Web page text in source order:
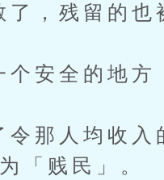
，残留的也
安全的地方
那人均收入
「贱民」。